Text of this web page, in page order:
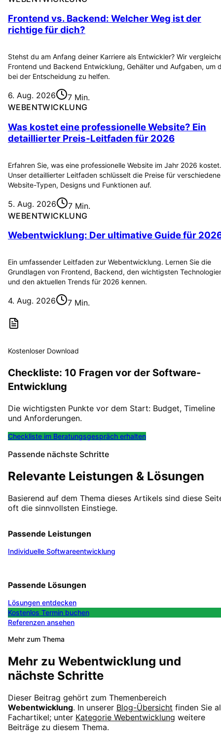
Frontend vs. Backend: Welcher Weg ist der
richtige für dich?
Stehst du am Anfang deiner Karriere als Entwickler? Wir
Frontend und Backend Entwicklung, Gehälter und Aufgaben, um
bei der Entscheidung zu helfen.
6. Aug. 2026
7 Min.
WEBENTWICKLUNG
Was kostet eine professionelle Website? Ein
detaillierter Preis-Leitfaden für 2026
Erfahren Sie, was eine professionelle Website im Jahr 2026 kostet.
Unser detaillierter Leitfaden schlüsselt die Preise für verschiedene
Website-Typen, Designs und Funktionen auf.
5. Aug. 2026
7 Min.
WEBENTWICKLUNG
Webentwicklung: Der ultimative Guide für
Ein umfassender Leitfaden zur Webentwicklung. Lernen Sie die
Grundlagen von Frontend, Backend, den wichtigsten
und den aktuellen Trends für 2026 kennen.
4. Aug. 2026 7 Min.
Kostenloser Download
Checkliste: 10 Fragen vor der Software-
Entwicklung
Die wichtigsten Punkte vor dem Start: Budget, Timeline
und Anforderungen.
Checkliste im Beratungsgespräch erhalten
Passende nächste Schritte
Relevante Leistungen & Lösungen
Basierend auf dem Thema dieses Artikels sind diese
oft die sinnvollsten Einstiege.
Passende Leistungen
Individuelle Softwareentwicklung
Passende Lösungen
Lösungen entdecken
Kostenlos Termin buchen
Referenzen ansehen
Mehr zum Thema
Mehr zu Webentwicklung und
nächste Schritte
Dieser Beitrag gehört zum Themenbereich
Webentwicklung. In unserer Blog-Übersicht finden Sie
Fachartikel; unter Kategorie Webentwicklung weitere
Beiträge zu diesem Thema.